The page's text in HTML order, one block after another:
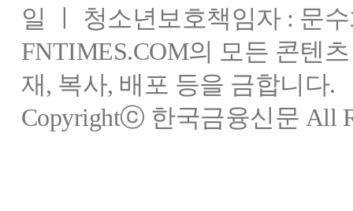
일 ㅣ 청소년보호책임자 : 문
FNTIMES.COM의 모든 콘텐
재, 복사, 배포 등을 금합니다.
Copyrightⓒ 한국금융신문 All